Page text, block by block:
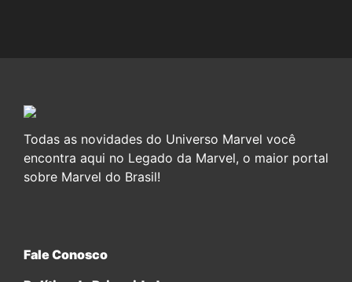
Todas as novidades do Universo Marvel você
encontra aqui no Legado da Marvel, o maior portal
sobre Marvel do Brasil!
Fale Conosco